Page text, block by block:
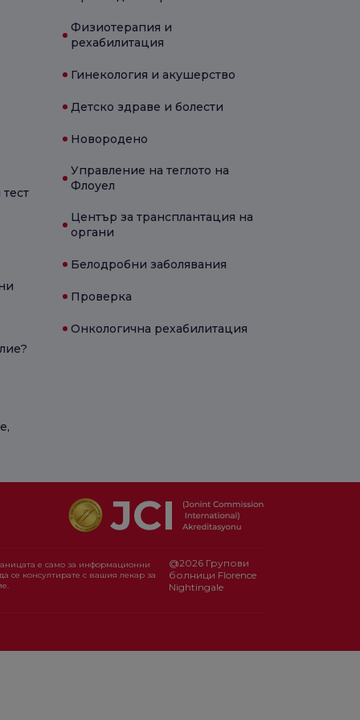
Физиотерапия и
рехабилитация
Гинекология и акушерство
Детско здраве и болести
Новородено
Управление на теглото на
Флоуел
Център за трансплантация на
органи
Белодробни заболявания
Проверка
Онкологична рехабилитация
е само за информационни
се консултирате с вашия лекар за
@2026 Групови
болници Florence
Nightingale